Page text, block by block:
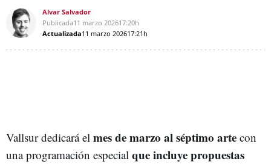
Alvar Salvador
Publicada11 marzo 202617:20h
Actualizada11 marzo 202617:21h
Vallsur dedicará el mes de marzo al séptimo arte con
una programación especial que incluye propuestas